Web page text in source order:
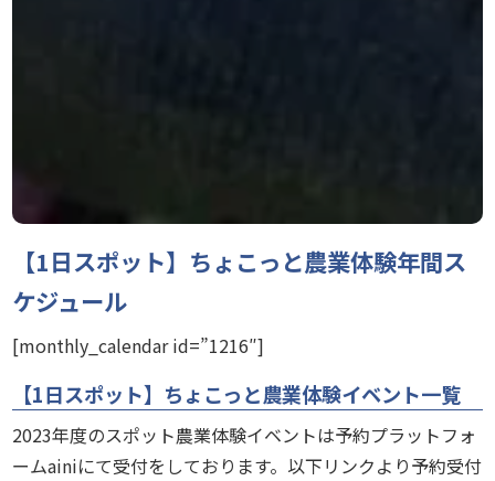
【1日スポット】ちょこっと農業体験年間ス
ケジュール
[monthly_calendar id=”1216″]
【1日スポット】ちょこっと農業体験イベント一覧
2023年度のスポット農業体験イベントは予約プラットフォ
ームainiにて受付をしております。以下リンクより予約受付